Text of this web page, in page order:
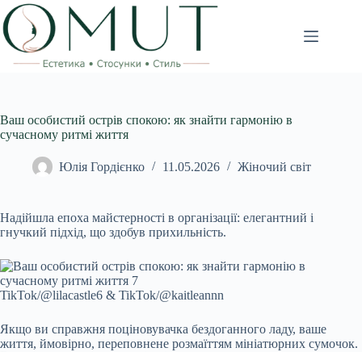
Перейти
до
вмісту
Ваш особистий острів спокою: як знайти гармонію в
сучасному ритмі життя
Юлія Гордієнко 11.05.2026 Жіночий світ
Надійшла епоха майстерності в організації: елегантний і
гнучкий підхід, що здобув прихильність.
TikTok/@lilacastle6 & TikTok/@kaitleannn
Якщо ви справжня поціновувачка бездоганного ладу, ваше
життя, ймовірно, переповнене розмаїттям мініатюрних сумочок.